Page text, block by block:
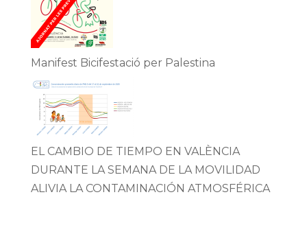
Manifest Bicifestació per Palestina
EL CAMBIO DE TIEMPO EN VALÈNCIA
DURANTE LA SEMANA DE LA MOVILIDAD
ALIVIA LA CONTAMINACIÓN ATMOSFÉRICA